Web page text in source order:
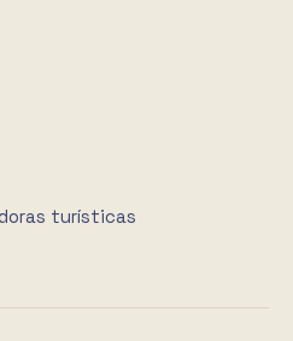
turísticas